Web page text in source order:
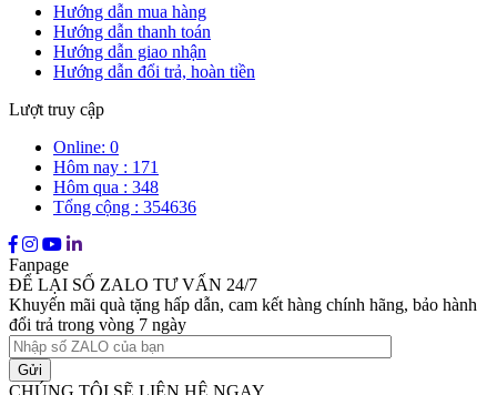
Hướng dẫn mua hàng
Hướng dẫn thanh toán
Hướng dẫn giao nhận
Hướng dẫn đổi trả, hoàn tiền
Lượt truy cập
Online: 0
Hôm nay : 171
Hôm qua : 348
Tổng cộng : 354636
Fanpage
ĐỂ LẠI SỐ ZALO TƯ VẤN 24/7
Khuyến mãi quà tặng hấp dẫn, cam kết hàng chính hãng, bảo hành
đổi trả trong vòng 7 ngày
CHÚNG TÔI SẼ LIÊN HỆ NGAY